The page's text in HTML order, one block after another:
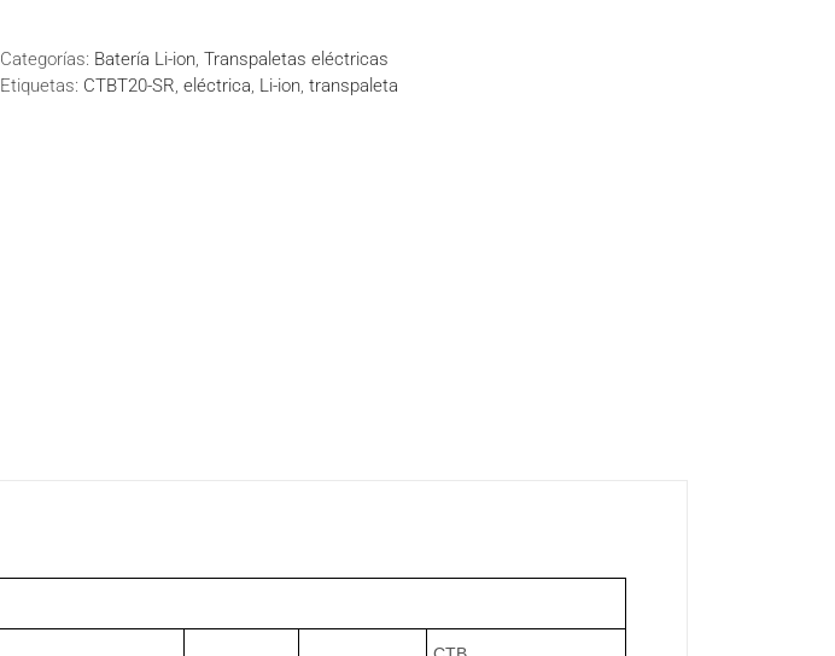
Categorías: Batería Li-ion, Transpaletas eléctricas
Etiquetas: CTBT20-SR, eléctrica, Li-ion, transpaleta